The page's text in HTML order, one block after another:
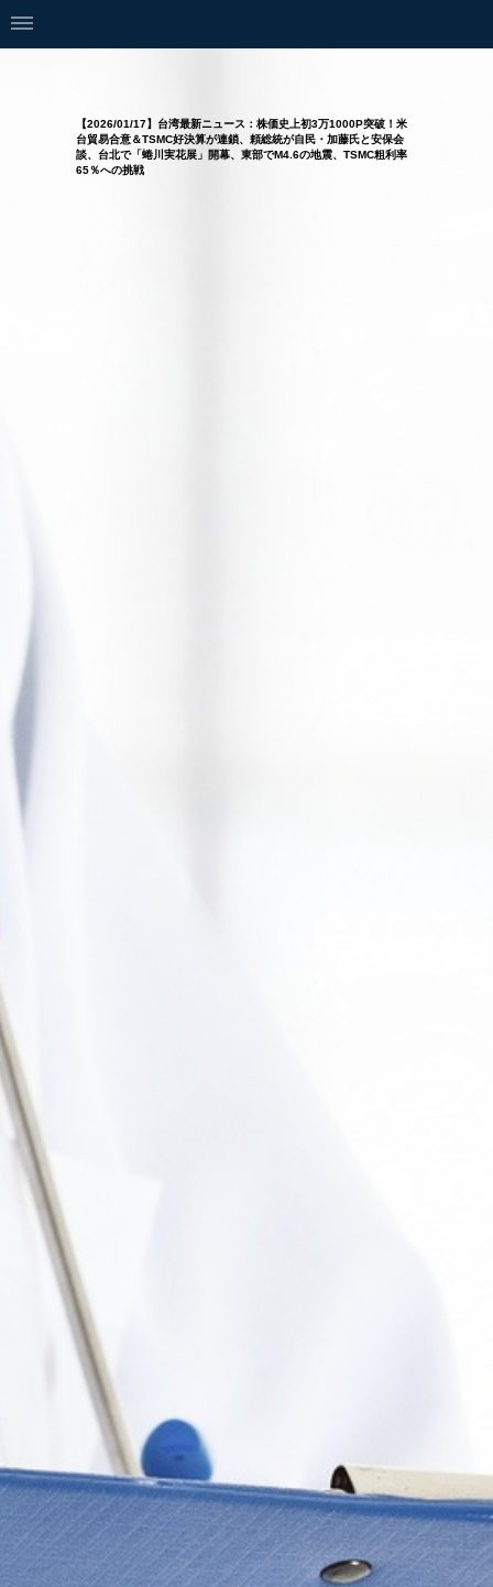
【2026/01/17】台湾最新ニュース：株価史上初3万1000P突破！米
台貿易合意＆TSMC好決算が連鎖、頼総統が自民・加藤氏と安保会
談、台北で「蜷川実花展」開幕、東部でM4.6の地震、TSMC粗利率
65％への挑戦